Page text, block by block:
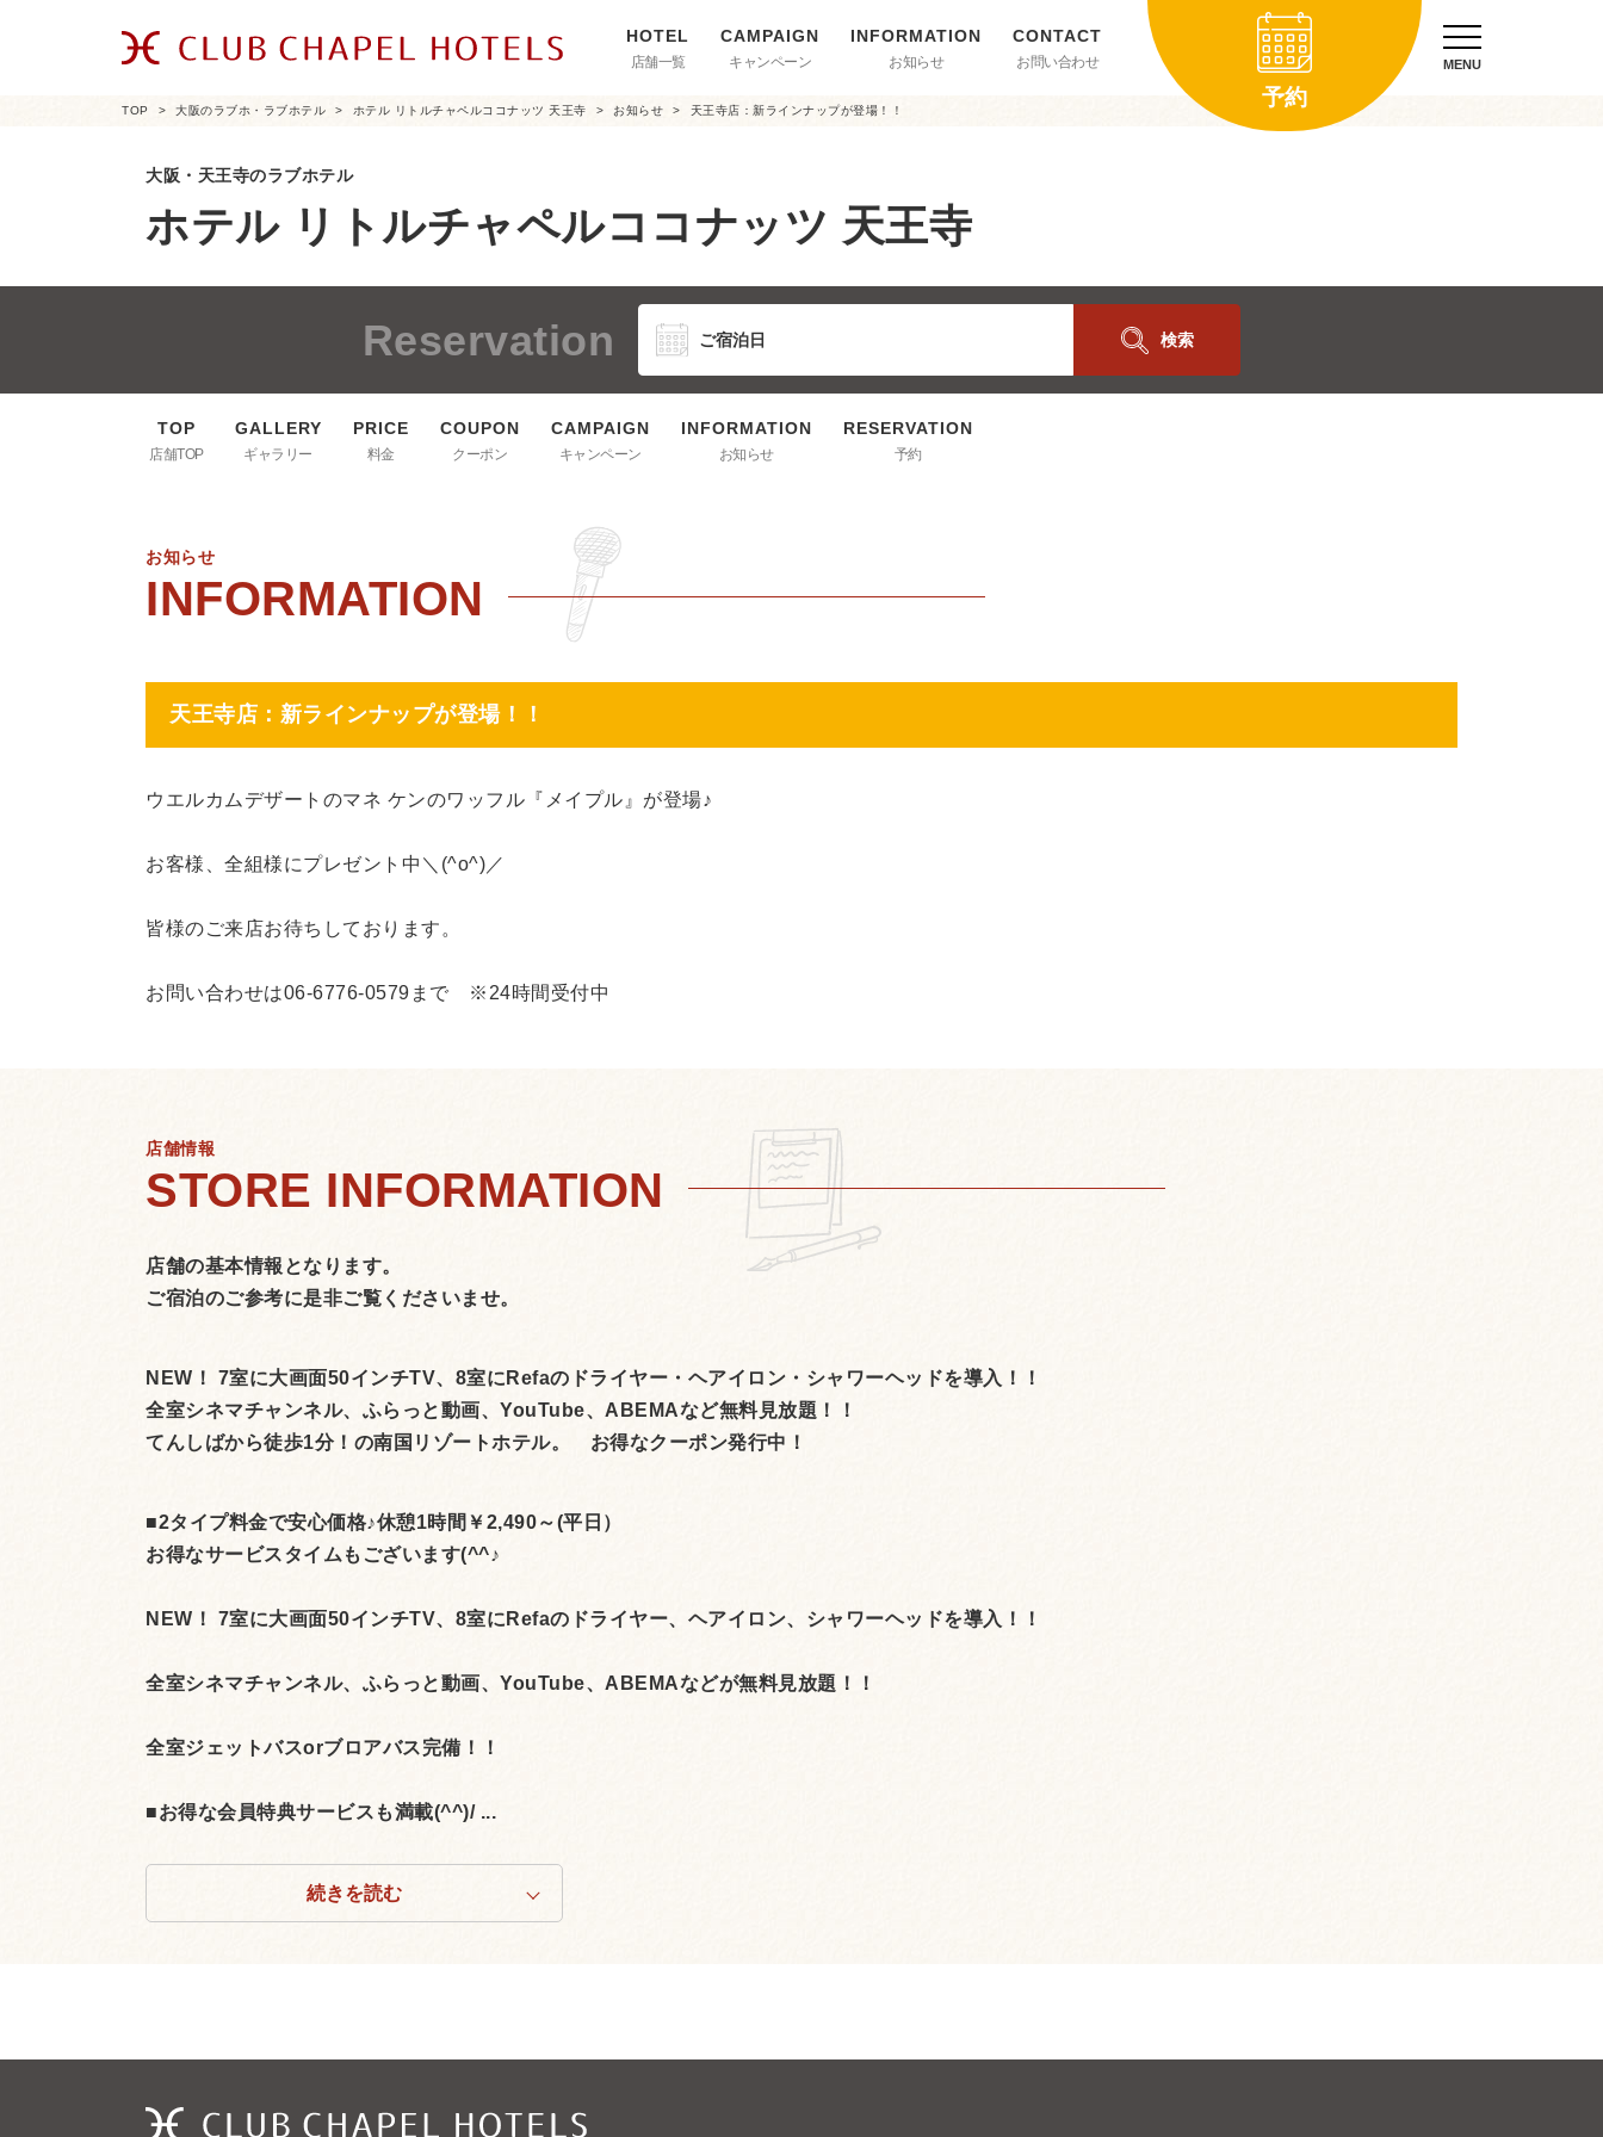
店舗一覧 キャンペーン お知らせ お問い合わせ
予約
MENU
TOP 大阪のラブホ・ラブホテル ホテル リトルチャペルココナッツ 天王寺 お知らせ 天王寺店：新ラインナップが登場！！
大阪・天王寺のラブホテル
ホテル リトルチャペルココナッツ 天王寺
Reservation 検索
店舗TOP ギャラリー 料金 クーポン キャンペーン お知らせ 予約
お知らせ
天王寺店：新ラインナップが登場！！
ウエルカムデザートのマネ ケンのワッフル『メイプル』が登場♪
お客様、全組様にプレゼント中＼(^o^)／
皆様のご来店お待ちしております。
お問い合わせは06-6776-0579まで ※24時間受付中
店舗情報
店舗の基本情報となります。
ご宿泊のご参考に是非ご覧くださいませ。
NEW！ 7室に大画面50インチTV、8室にRefaのドライヤー・ヘアイロン・シャワーヘッドを導入！！
全室シネマチャンネル、ふらっと動画、YouTube、ABEMAなど無料見放題！！
てんしばから徒歩1分！の南国リゾートホテル。 お得なクーポン発行中！
■2タイプ料金で安心価格♪休憩1時間￥2,490～(平日）
お得なサービスタイムもございます(^^♪
NEW！ 7室に大画面50インチTV、8室にRefaのドライヤー、ヘアイロン、シャワーヘッドを導入！！
全室シネマチャンネル、ふらっと動画、YouTube、ABEMAなどが無料見放題！！
全室ジェットバスorブロアバス完備！！
■お得な会員特典サービスも満載(^^)/ ...
続きを読む